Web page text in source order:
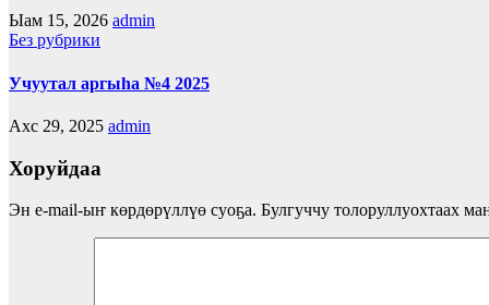
Ыам 15, 2026 admin
Без рубрики
Учуутал аргыһа №4 2025
Ахс 29, 2025 admin
Хоруйдаа
Эн e-mail-ыҥ көрдөрүллүө суоҕа. Булгуччу толоруллуохтаах